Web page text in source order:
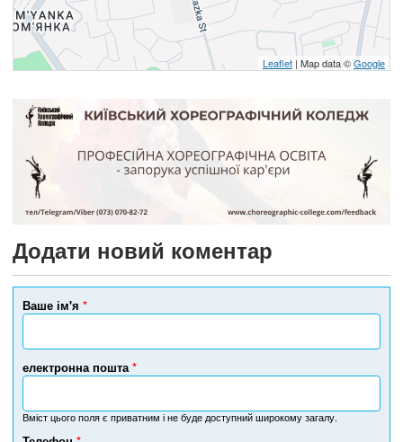
Leaflet | Map data ©Google
Додати новий коментар
Ваше ім'я *
електронна пошта *
Вміст цього поля є приватним і не буде доступний широкому загалу.